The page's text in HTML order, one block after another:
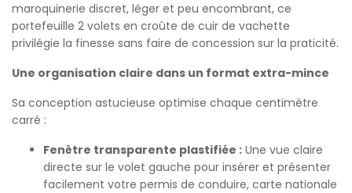
maroquinerie discret, léger et peu encombrant, ce
portefeuille 2 volets en croûte de cuir de vachette
privilégie la finesse sans faire de concession sur la praticité.
Une organisation claire dans un format extra-mince
Sa conception astucieuse optimise chaque centimètre
carré :
Fenêtre transparente plastifiée : Une vue claire
directe sur le volet gauche pour insérer et présenter
facilement votre permis de conduire, carte nationale